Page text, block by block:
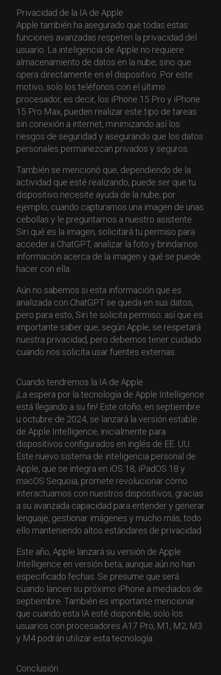
Privacidad de la IA de Apple
Apple también ha asegurado que todas estas
funciones avanzadas respeten la privacidad del
usuario. La inteligencia de Apple no requiere
almacenamiento de datos en la nube, sino que
opera directamente en el dispositivo. Por este
motivo, solo los teléfonos con el último
procesador, es decir, los iPhone 15 Pro y iPhone
15 Pro Max, pueden realizar este tipo de tareas
sin conexión a internet, minimizando así los
riesgos de seguridad y asegurando que los datos
personales permanezcan privados y seguros.
También se mencionó que, dependiendo de la
actividad que esté realizando, puede ser que tu
dispositivo necesite ayuda de la nube; por
ejemplo, cuando capturamos una imagen de unas
cebollas y le preguntamos a nuestro asistente
Siri qué es la imagen, solicitará tu permiso para
acceder a ChatGPT, analizar la foto y brindarnos
información acerca de la imagen y qué se puede
hacer con ella.
Aún no sabemos si esta información que es
analizada con ChatGPT se queda en sus datos,
pero para esto, Siri te solicita permiso; así que es
importante saber que, según Apple, se respetará
nuestra privacidad, pero debemos tener cuidado
cuando nos solicita usar fuentes externas.
Cuando tendremos la IA de Apple
¡La espera por la tecnología de Apple Intelligence
está llegando a su fin! Este otoño, en septiembre
u octubre de 2024, se lanzará la versión estable
de Apple Intelligence, inicialmente para
dispositivos configurados en inglés de EE. UU.
Este nuevo sistema de inteligencia personal de
Apple, que se integra en iOS 18, iPadOS 18 y
macOS Sequoia, promete revolucionar cómo
interactuamos con nuestros dispositivos, gracias
a su avanzada capacidad para entender y generar
lenguaje, gestionar imágenes y mucho más, todo
ello manteniendo altos estándares de privacidad.
Este año, Apple lanzará su versión de Apple
Intelligence en versión beta, aunque aún no han
especificado fechas. Se presume que será
cuando lancen su próximo iPhone a mediados de
septiembre. También es importante mencionar
que cuando esta IA esté disponible, solo los
usuarios con procesadores A17 Pro, M1, M2, M3
y M4 podrán utilizar esta tecnología.
Conclusión